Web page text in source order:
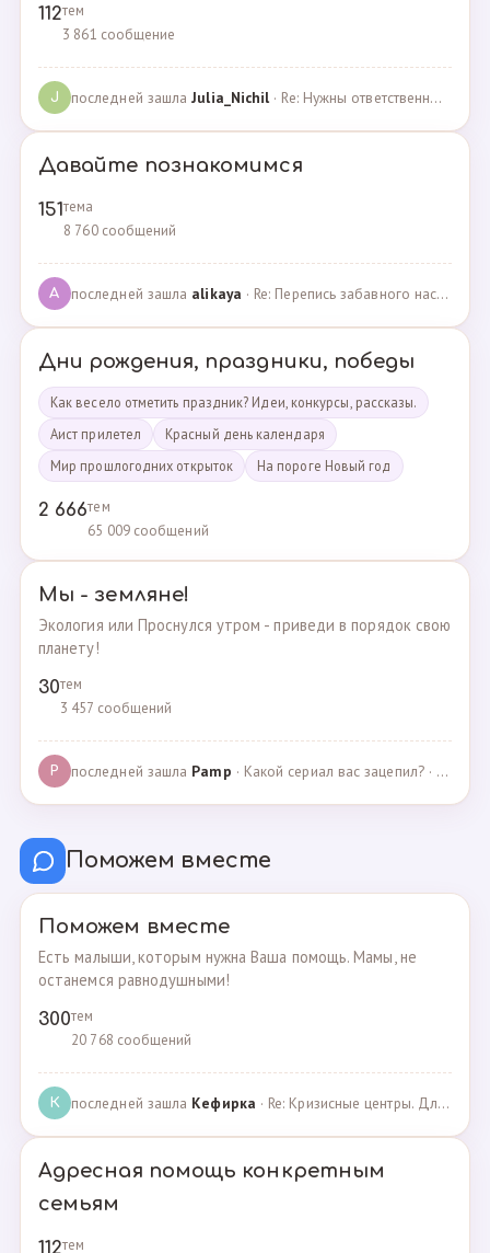
112тем
3 861 сообщение
J последней зашлаJulia_Nichil· Re: Нужны ответственные и любящие детей сотрудники … · 22.07.2024
Давайте познакомимся
151тема
8 760 сообщений
A последней зашла alikaya · Re: Перепись забавного населения!!! · 09.09.2023
Дни рождения, праздники, победы
Как весело отметить праздник? Идеи, конкурсы, рассказы.
Аист прилетел
Красный день календаря
Мир прошлогодних открыток
На пороге Новый год
2 666тем
65 009 сообщений
Мы - земляне!
Экология или Проснулся утром - приведи в порядок свою
планету!
30тем
3 457 сообщений
P последней зашла Pamp · Какой сериал вас зацепил? · 07.05.2025
Поможем вместе
Поможем вместе
Есть малыши, которым нужна Ваша помощь. Мамы, не
останемся равнодушными!
300тем
20 768 сообщений
К последней зашла Кефирка · Re: Кризисные центры. Для женщин, попавших в трудн… · 06.03.2022
Адресная помощь конкретным
семьям
112тем